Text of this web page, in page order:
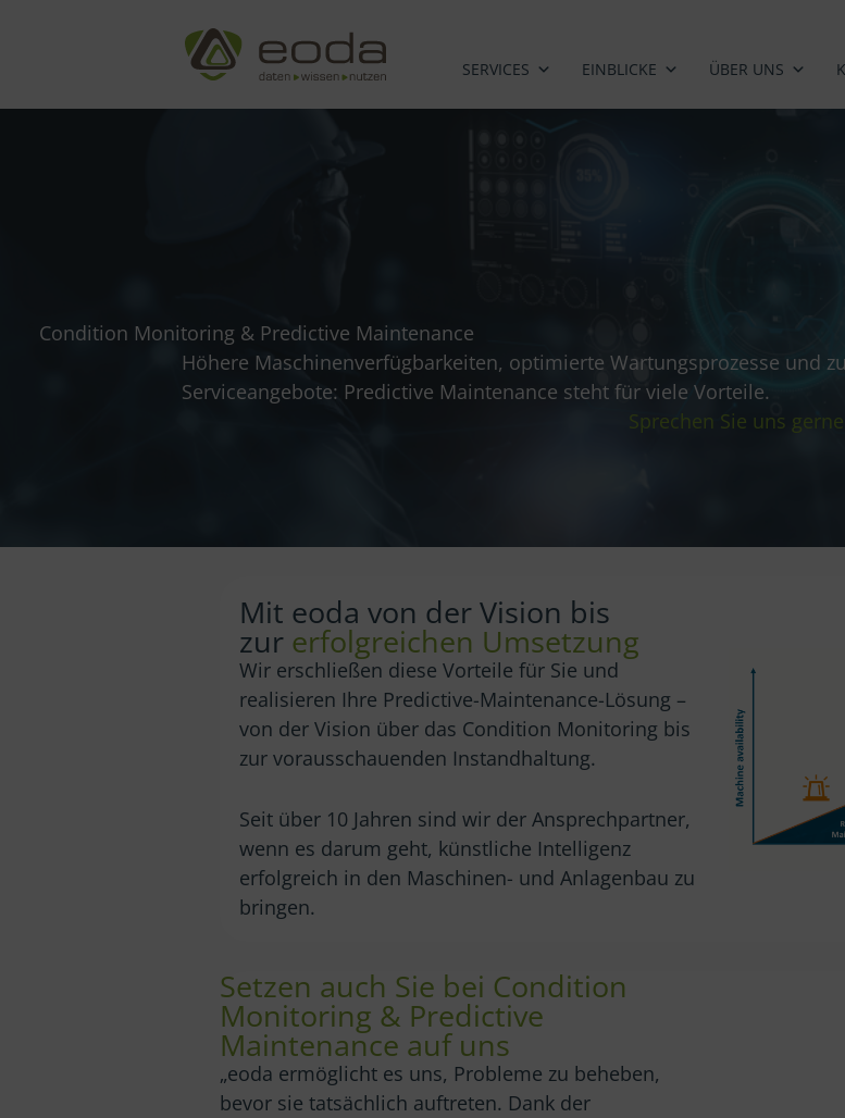
SERVICES EINBLICKE ÜBER UNS
Condition Monitoring & Predictive Maintenance
Höhere Maschinenverfügbarkeiten, optimierte Wartungsprozesse und
Serviceangebote: Predictive Maintenance steht für viele Vorteile.
Sprechen Sie uns gerne
Mit eoda von der Vision bis
zur erfolgreichen Umsetzung
Wir erschließen diese Vorteile für Sie und
realisieren Ihre Predictive-Maintenance-Lösung –
von der Vision über das Condition Monitoring bis
zur vorausschauenden Instandhaltung.
Seit über 10 Jahren sind wir der Ansprechpartner,
wenn es darum geht, künstliche Intelligenz
erfolgreich in den Maschinen- und Anlagenbau zu
bringen.
Setzen auch Sie bei Condition
Monitoring & Predictive
Maintenance auf uns
„eoda ermöglicht es uns, Probleme zu beheben,
bevor sie tatsächlich auftreten. Dank der